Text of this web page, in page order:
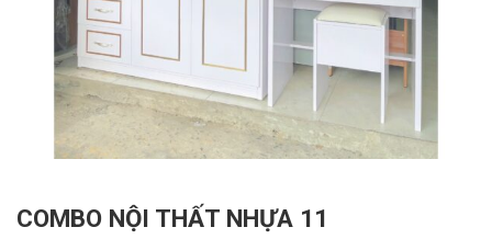
COMBO NỘI THẤT NHỰA 11